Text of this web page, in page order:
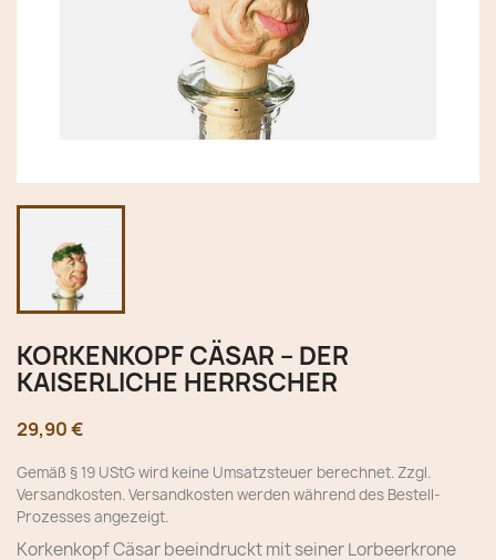
KORKENKOPF CÄSAR – DER
KAISERLICHE HERRSCHER
29,90 €
Gemäß § 19 UStG wird keine Umsatzsteuer berechnet. Zzgl.
Versandkosten. Versandkosten werden während des Bestell-
Prozesses angezeigt.
Korkenkopf Cäsar beeindruckt mit seiner Lorbeerkrone